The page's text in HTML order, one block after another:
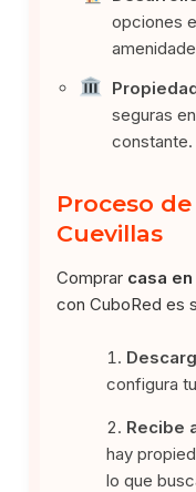
opciones
seguras
constante.
Proceso
Cuevillas
Comprar casa
con CuboRed es
configura
Recibe
hay
lo que